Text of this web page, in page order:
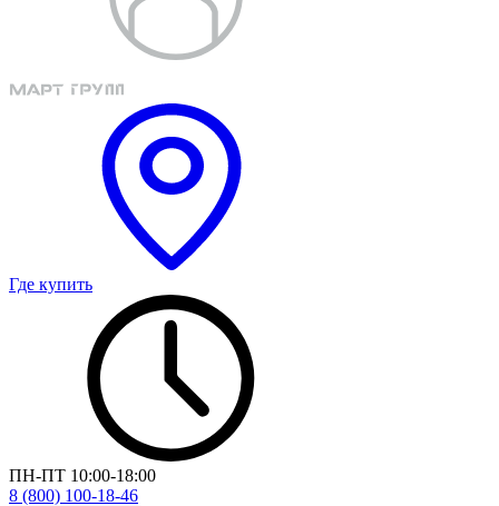
Где купить
ПН-ПТ 10:00-18:00
8 (800) 100-18-46